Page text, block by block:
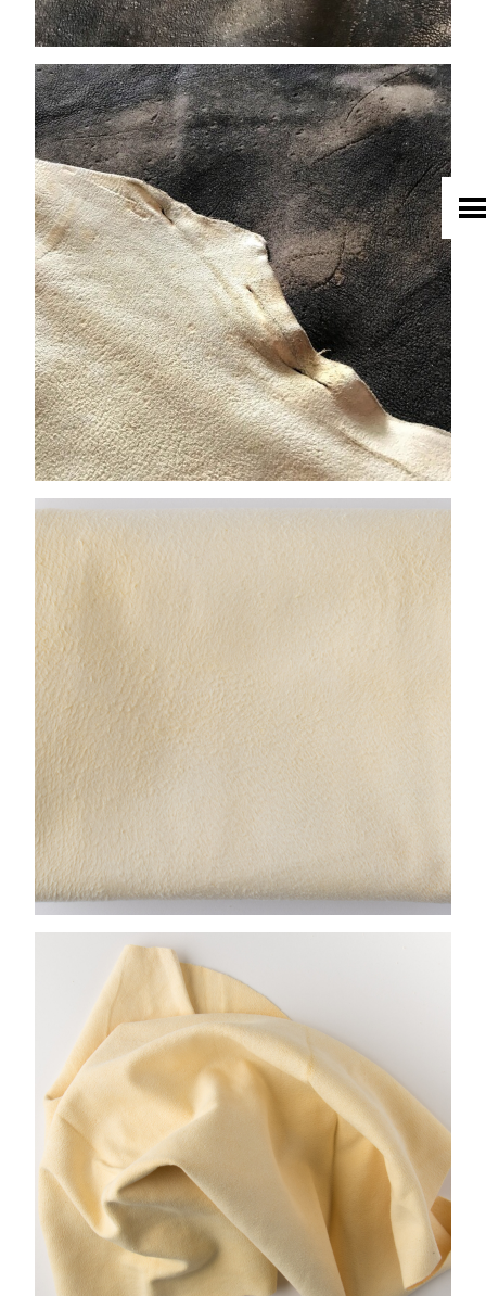
UNTERNEHMEN
LEDER
FELL
TEXTIL
ECO FRIENDLY
SHOP PELLEBELLE
PRODUKTE
DIENSTLEISTUNGEN
KNOW HOW
NEWS
KONTAKT